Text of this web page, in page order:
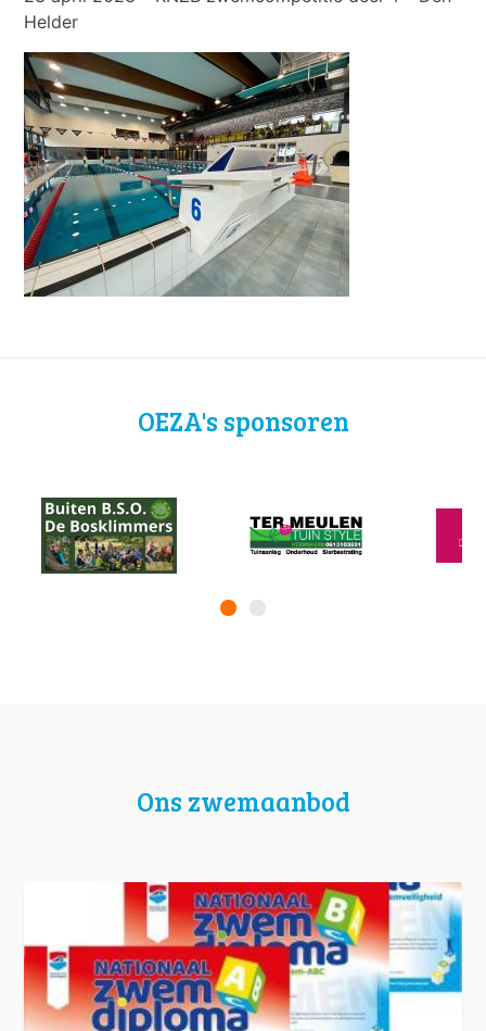
Helder
OEZA's sponsoren
Ons zwemaanbod